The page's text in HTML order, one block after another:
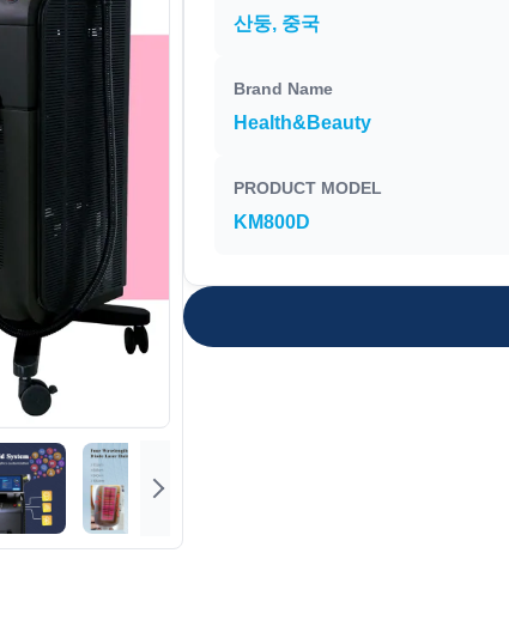
산둥, 중국
Brand Name
Health&Beauty
PRODUCT MODEL
KM800D